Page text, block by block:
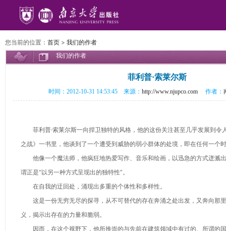
您当前的位置： 首页 > 我们的作者
我们的作者
菲利普·索莱尔斯
时间：2012-10-31 14:53:45 来源： http://www.njupco.com作者：
菲利普·索莱尔斯一向捍卫独特的风格，他的这份关注甚至几乎发展到令
之战》一书里，他谈到了一个遭受到威胁的弱小群体的处境，即在任何一个
他像一个魔法师，他疯狂地热爱写作、音乐和绘画，以迅急的方式迸溅
谓正是“以另一种方式呈现出的独特性”。
在自我的迂回处，涌现出多重的个体性和多样性。
这是一份无穷无尽的探寻，从不可替代的存在奔涌之处出发，又奔向那
义，揭示出存在的力量和脆弱。
因而，在这个视野下，他所推崇的与先前在建筑领域中有过的、所谓的